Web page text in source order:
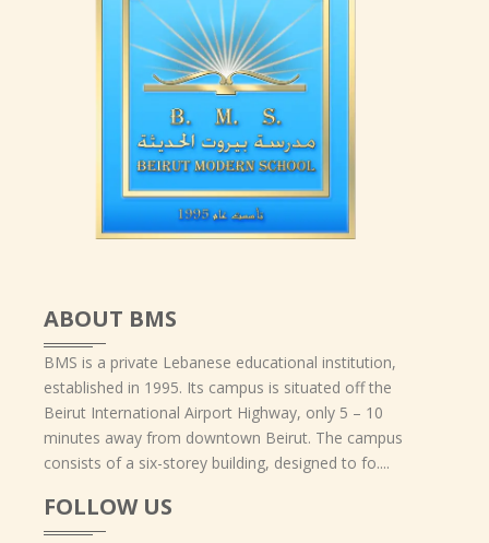
ABOUT BMS
BMS is a private Lebanese educational institution,
established in 1995. Its campus is situated off the
Beirut International Airport Highway, only 5 – 10
minutes away from downtown Beirut. The campus
consists of a six-storey building, designed to fo....
FOLLOW US